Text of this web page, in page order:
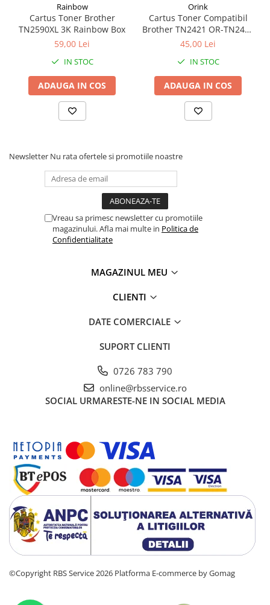
Penare
Instrumente de Scris și Desen
Accesorii pentru Pictură
Coperți Caiete / Cărți
Cretă/Burete/Table Școlare
Socotitori / Bețigașe
Carioci
Creioane Colorate
Instrumente Geometrie
Tehnica de birou
Laminatoare
Distrugătoare Documente
Aparate de Îndosariat și Accesorii
Rainbow
Cartus Toner Brother
TN2590XL 3K Rainbow Box
59,00 Lei
IN STOC
ADAUGA IN COS
Orink
Cartus Toner Compatibil
Brother TN2421 OR-TN2421
Orink Black
45,00 Lei
IN STOC
ADAUGA IN COS
Newsletter Nu rata ofertele si promotiile noastre
Vreau sa primesc newsletter cu promotiile
magazinului. Afla mai multe in Politica de
Confidentialitate
MAGAZINUL MEU
CLIENTI
DATE COMERCIALE
SUPORT CLIENTI
0726 783 790
online@rbsservice.ro
SOCIAL URMARESTE-NE IN SOCIAL MEDIA
©Copyright RBS Service 2026 Platforma E-commerce by Gomag